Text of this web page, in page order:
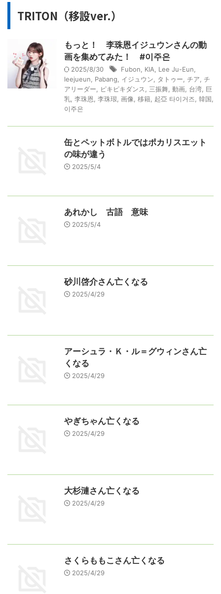
TRITON（移設ver.）
もっと！ 李珠恩イジュウンさんの動
画を集めてみた！ #이주은
2025/8/30 Fubon KIA Lee Ju-Eun
leejueun
Pabang イジュウン タトゥー チア チ
アリーダー
ピキピキダンス 三振舞 動画 台湾 巨
乳 李珠恩 李珠珢 画像 移籍 起亞 타이거즈 韓国
이주은
缶とペットボトルではポカリスエット
の味が違う
2025/5/4
あれかし 古語 意味
2025/5/4
砂川啓介さん亡くなる
2025/4/29
アーシュラ・Ｋ・ル＝グウィンさん亡
くなる
2025/4/29
やぎちゃん亡くなる
2025/4/29
大杉漣さん亡くなる
2025/4/29
さくらももこさん亡くなる
2025/4/29